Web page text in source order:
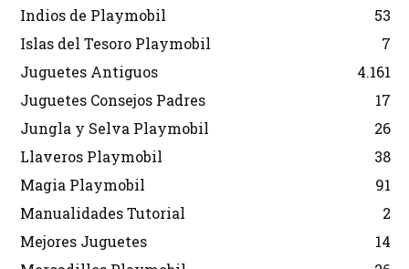
Indios de Playmobil
53
Islas del Tesoro Playmobil
7
Juguetes Antiguos
4.161
Juguetes Consejos Padres
17
Jungla y Selva Playmobil
26
Llaveros Playmobil
38
Magia Playmobil
91
Manualidades Tutorial
2
Mejores Juguetes
14